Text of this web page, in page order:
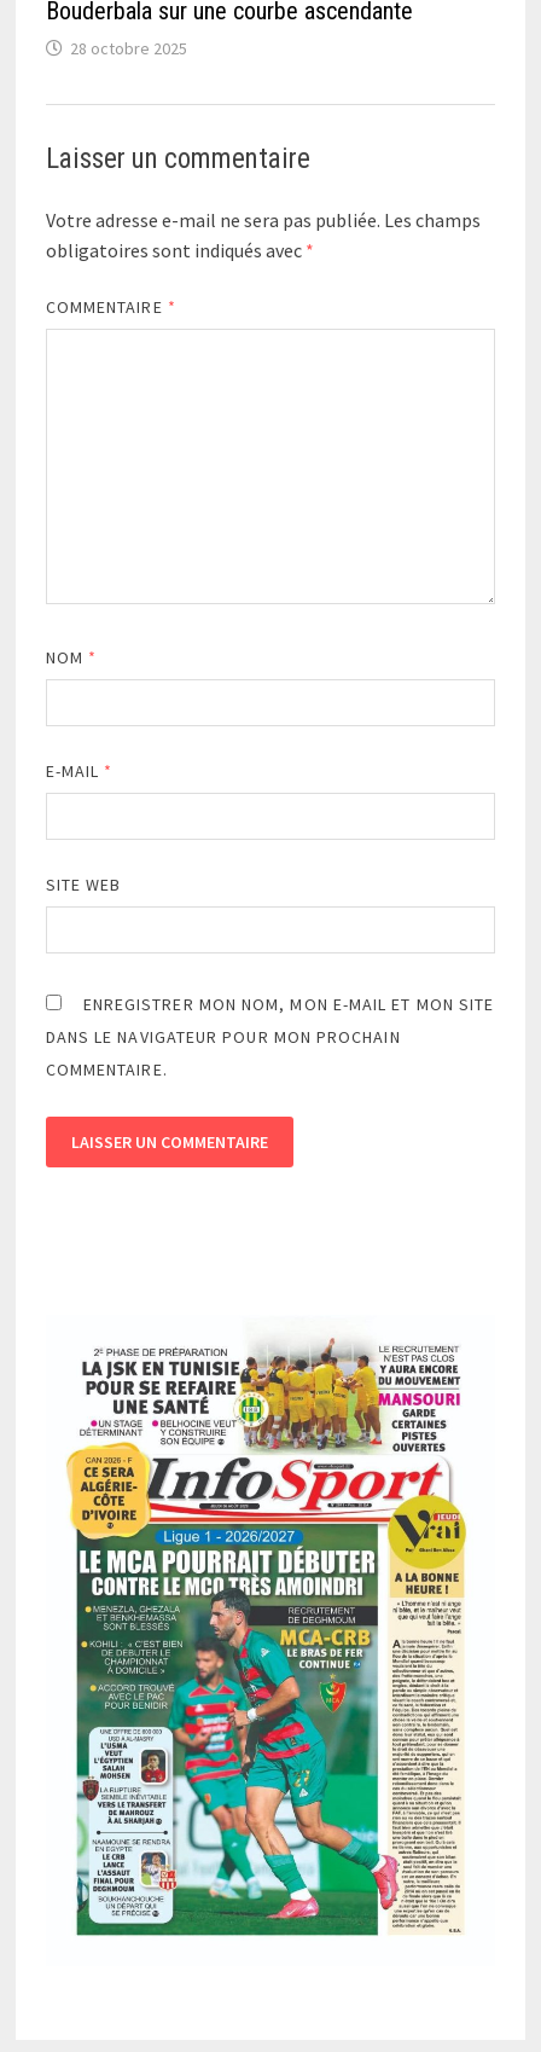
Bouderbala sur une courbe ascendante
28 octobre 2025
Laisser un commentaire
Votre adresse e-mail ne sera pas publiée. Les champs
obligatoires sont indiqués avec *
COMMENTAIRE *
NOM *
E-MAIL *
SITE WEB
ENREGISTRER MON NOM, MON E-MAIL ET MON SITE
DANS LE NAVIGATEUR POUR MON PROCHAIN
COMMENTAIRE.